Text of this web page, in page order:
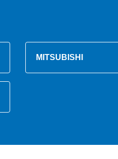
MITSUBISHI